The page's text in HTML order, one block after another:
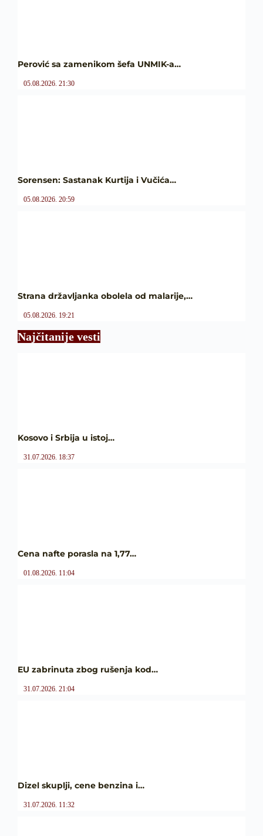
Perović sa zamenikom šefa UNMIK-a…
05.08.2026. 21:30
Sorensen: Sastanak Kurtija i Vučića…
05.08.2026. 20:59
Strana državljanka obolela od malarije,…
05.08.2026. 19:21
Najčitanije vesti
Kosovo i Srbija u istoj…
31.07.2026. 18:37
Cena nafte porasla na 1,77…
01.08.2026. 11:04
EU zabrinuta zbog rušenja kod…
31.07.2026. 21:04
Dizel skuplji, cene benzina i…
31.07.2026. 11:32